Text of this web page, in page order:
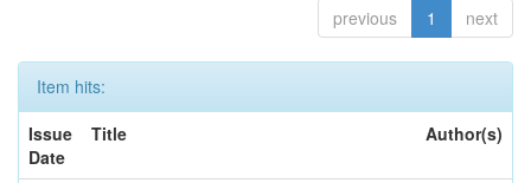
previous 1 next
Item hits:
Issue
Date
Title Author(s)